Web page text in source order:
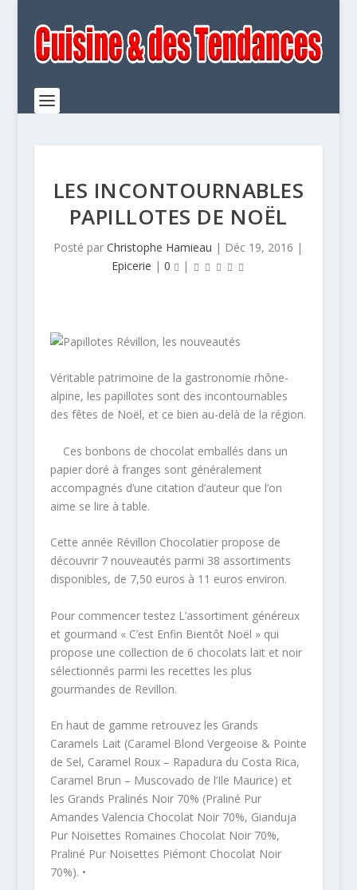
LES INCONTOURNABLES
PAPILLOTES DE NOËL
Posté parChristophe Hamieau | Déc 19, 2016 |
Epicerie |0 |
Véritable patrimoine de la gastronomie rhône-
alpine, les papillotes sont des incontournables
des fêtes de Noël, et ce bien au-delà de la région.
Ces bonbons de chocolat emballés dans un
papier doré à franges sont généralement
accompagnés d’une citation d’auteur que l’on
aime se lire à table.
Cette année Révillon Chocolatier propose de
découvrir 7 nouveautés parmi 38 assortiments
disponibles, de 7,50 euros à 11 euros environ.
Pour commencer testez L’assortiment généreux
et gourmand « C’est Enfin Bientôt Noël » qui
propose une collection de 6 chocolats lait et noir
sélectionnés parmi les recettes les plus
gourmandes de Revillon.
En haut de gamme retrouvez les Grands
Caramels Lait (Caramel Blond Vergeoise & Pointe
de Sel, Caramel Roux – Rapadura du Costa Rica,
Caramel Brun – Muscovado de l’Ile Maurice) et
les Grands Pralinés Noir 70% (Praliné Pur
Amandes Valencia Chocolat Noir 70%, Gianduja
Pur Noisettes Romaines Chocolat Noir 70%,
Praliné Pur Noisettes Piémont Chocolat Noir
70%). •